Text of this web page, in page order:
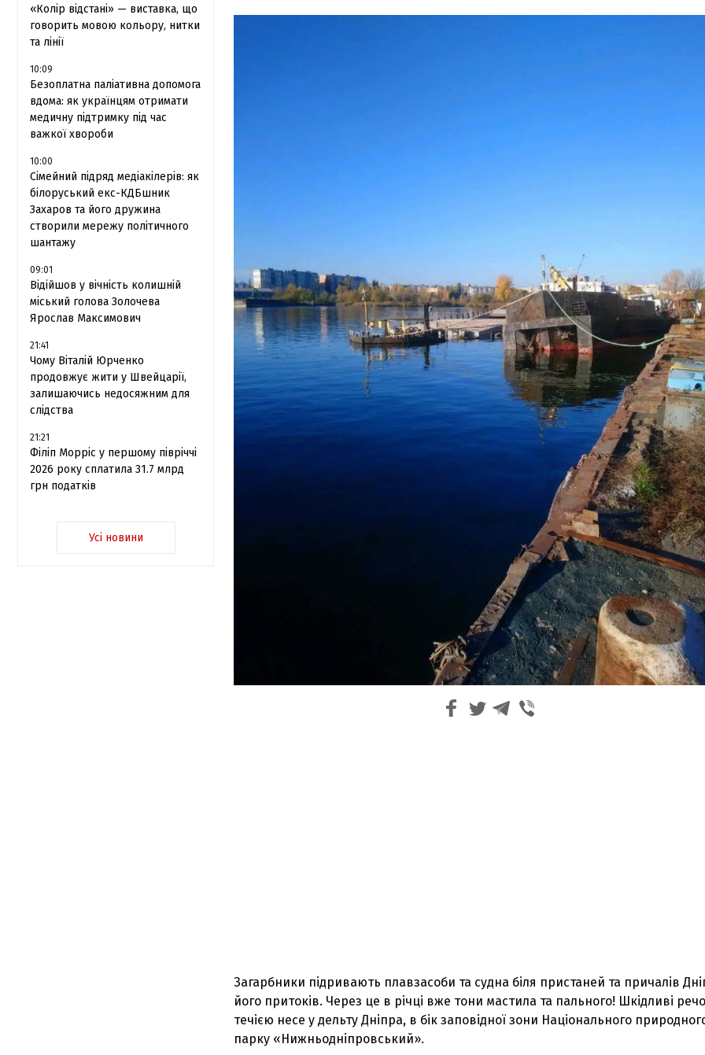
«Колір відстані» — виставка, що
говорить мовою кольору, нитки
та лінії
10:09
Безоплатна паліативна допомога
вдома: як українцям отримати
медичну підтримку під час
важкої хвороби
10:00
Сімейний підряд медіакілерів: як
білоруський екс-КДБшник
Захаров та його дружина
створили мережу політичного
шантажу
09:01
Відійшов у вічність колишній
міський голова Золочева
Ярослав Максимович
21:41
Чому Віталій Юрченко
продовжує жити у Швейцарії,
залишаючись недосяжним для
слідства
21:21
Філіп Морріс у першому півріччі
2026 року сплатила 31.7 млрд
грн податків
Усі новини
Загарбники підривають плавзасоби та судна біля пристаней та причалів
його притоків. Через це в річці вже тони мастила та пального! Шкідливі
течією несе у дельту Дніпра, в бік заповідної зони Національного
парку «Нижньодніпровський».